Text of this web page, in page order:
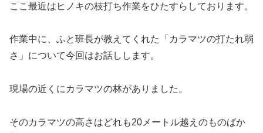
ここ最近はヒノキの枝打ち作業をひたすらしております。
作業中に、ふと班長が教えてくれた「カラマツの打たれ弱
さ」について今回はお話しします。
現場の近くにカラマツの林がありました。
そのカラマツの高さはどれも20メートル越えのものばか